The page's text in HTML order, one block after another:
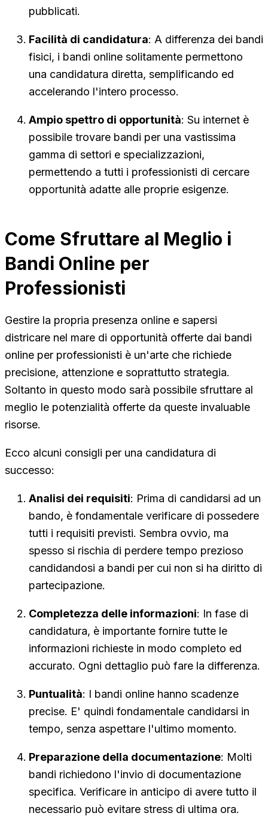
pubblicati.
Facilità di candidatura: A differenza dei bandi
fisici, i bandi online solitamente permettono
una candidatura diretta, semplificando ed
accelerando l'intero processo.
Ampio spettro di opportunità: Su internet è
possibile trovare bandi per una vastissima
gamma di settori e specializzazioni,
permettendo a tutti i professionisti di cercare
opportunità adatte alle proprie esigenze.
Come Sfruttare al Meglio i
Bandi Online per
Professionisti
Gestire la propria presenza online e sapersi
districare nel mare di opportunità offerte dai bandi
online per professionisti è un'arte che richiede
precisione, attenzione e soprattutto strategia.
Soltanto in questo modo sarà possibile sfruttare al
meglio le potenzialità offerte da queste invaluable
risorse.
Ecco alcuni consigli per una candidatura di
successo:
Analisi dei requisiti: Prima di candidarsi ad un
bando, è fondamentale verificare di possedere
tutti i requisiti previsti. Sembra ovvio, ma
spesso si rischia di perdere tempo prezioso
candidandosi a bandi per cui non si ha diritto di
partecipazione.
Completezza delle informazioni: In fase di
candidatura, è importante fornire tutte le
informazioni richieste in modo completo ed
accurato. Ogni dettaglio può fare la differenza.
Puntualità: I bandi online hanno scadenze
precise. E' quindi fondamentale candidarsi in
tempo, senza aspettare l'ultimo momento.
Preparazione della documentazione: Molti
bandi richiedono l'invio di documentazione
specifica. Verificare in anticipo di avere tutto il
necessario può evitare stress di ultima ora.